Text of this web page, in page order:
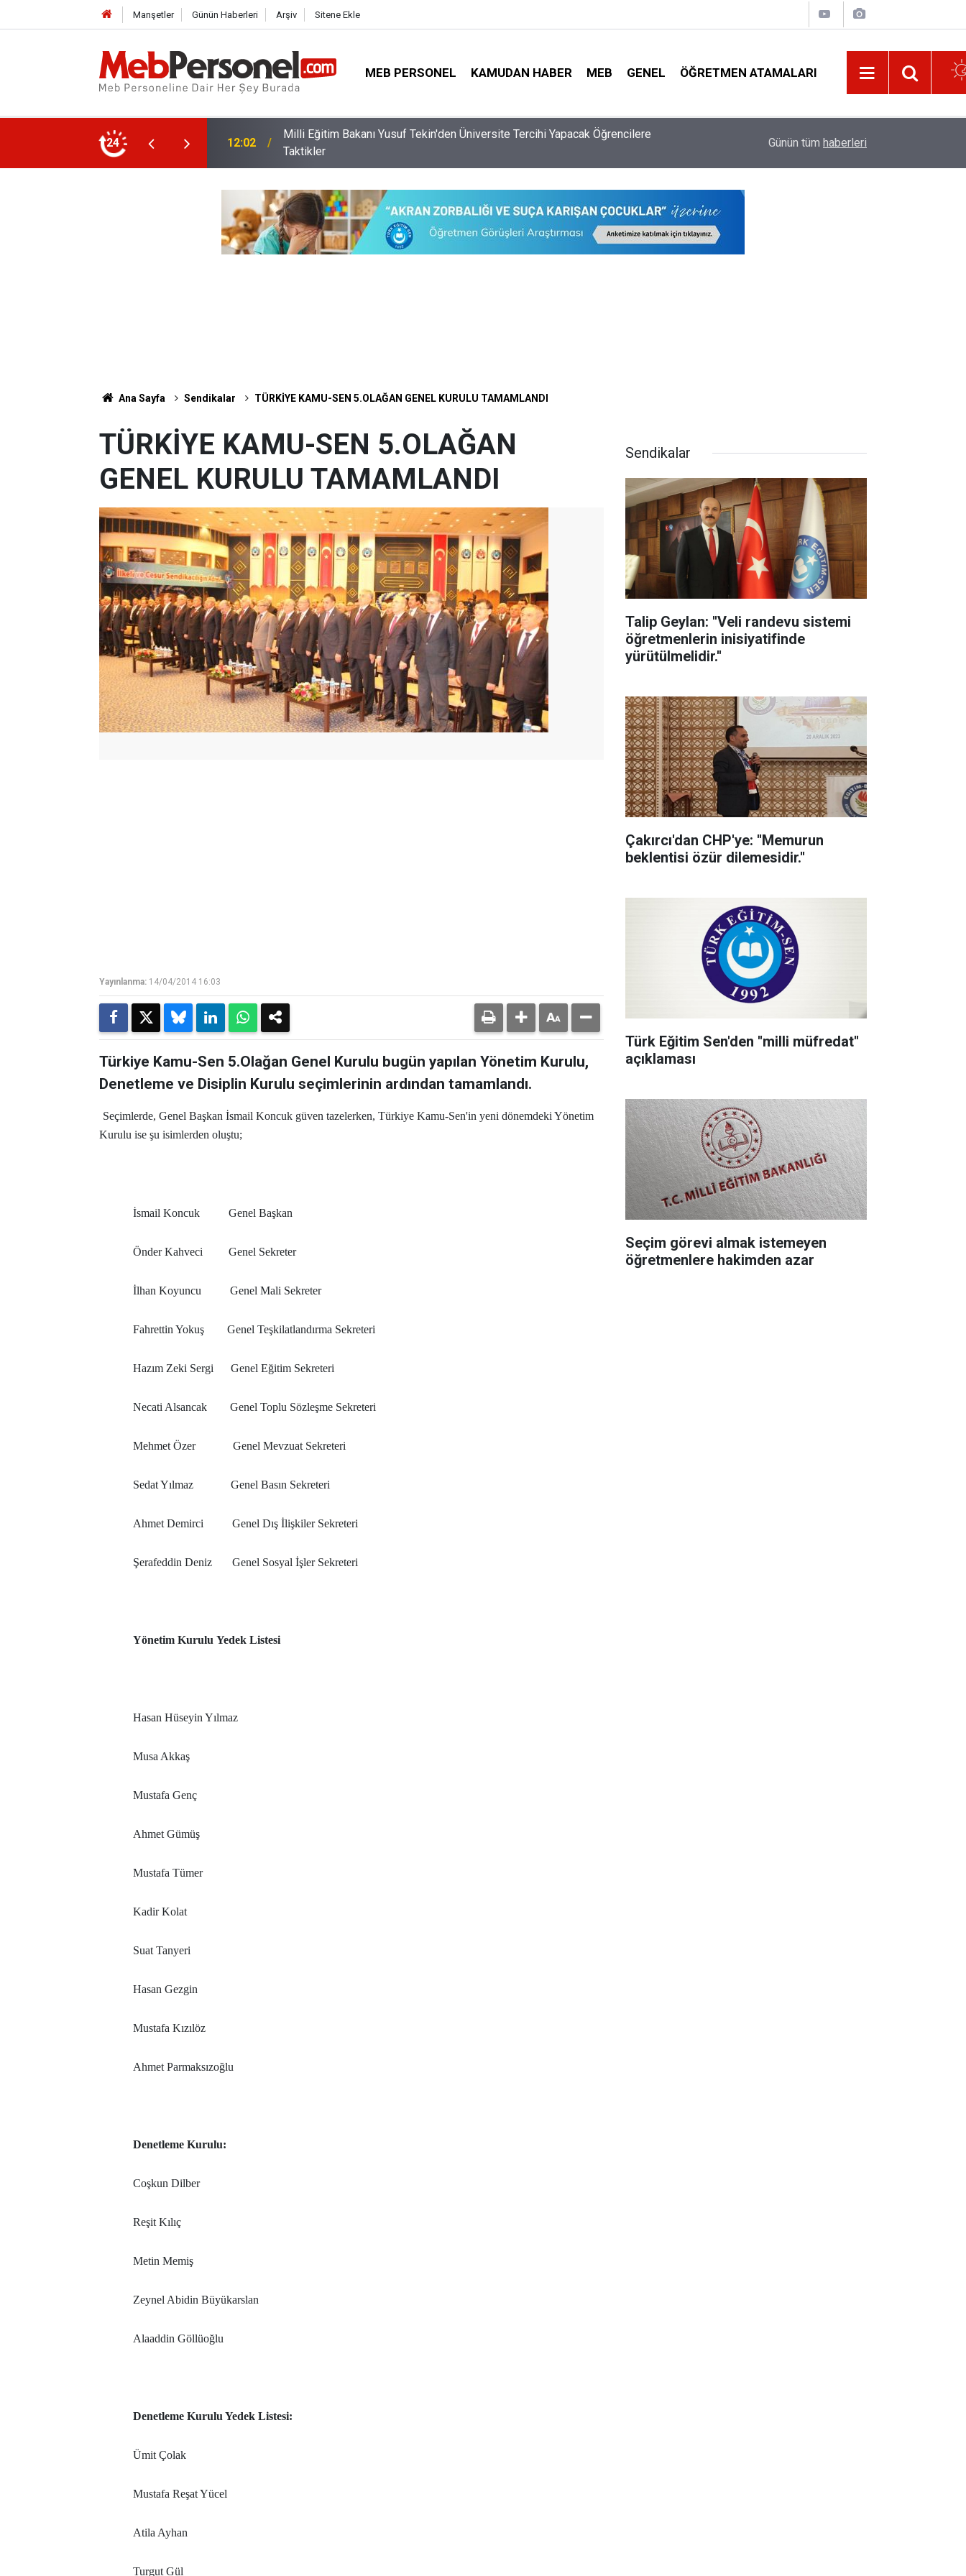
Manşetler Günün Haberleri Arşiv Sitene Ekle
MEB PERSONEL KAMUDAN HABER MEB GENEL ÖĞRETMEN ATAMALARI
24
Üniversite Tercihi Yapacak Öğrencilere
11:32 İl Dışı Özür Grubu Tercihlerinin Onayı İçin Öğretmenlerin Bir Günü Kalıyor Öğretmenlerin Maaş Promosyonunda İhale
Günün tüm haberleri
Ana Sayfa Sendikalar TÜRKİYE KAMU-SEN 5.OLAĞAN GENEL KURULU TAMAMLANDI
TÜRKİYE KAMU-SEN 5.OLAĞAN
GENEL KURULU TAMAMLANDI
Yayınlanma: 14/04/2014 16:03
Türkiye Kamu-Sen 5.Olağan Genel Kurulu bugün yapılan Yönetim Kurulu,
Denetleme ve Disiplin Kurulu seçimlerinin ardından tamamlandı.
Seçimlerde, Genel Başkan İsmail Koncuk güven tazelerken, Türkiye Kamu-Sen'in yeni dönemdeki Yönetim
Kurulu ise şu isimlerden oluştu;
İsmail Koncuk Genel Başkan
Önder Kahveci Genel Sekreter
İlhan Koyuncu Genel Mali Sekreter
Fahrettin Yokuş Genel Teşkilatlandırma Sekreteri
Hazım Zeki Sergi Genel Eğitim Sekreteri
Necati Alsancak Genel Toplu Sözleşme Sekreteri
Mehmet Özer Genel Mevzuat Sekreteri
Sedat Yılmaz Genel Basın Sekreteri
Ahmet Demirci Genel Dış İlişkiler Sekreteri
Şerafeddin Deniz Genel Sosyal İşler Sekreteri
Yönetim Kurulu Yedek Listesi
Hasan Hüseyin Yılmaz
Musa Akkaş
Mustafa Genç
Ahmet Gümüş
Mustafa Tümer
Kadir Kolat
Suat Tanyeri
Hasan Gezgin
Mustafa Kızılöz
Ahmet Parmaksızoğlu
Denetleme Kurulu:
Coşkun Dilber
Reşit Kılıç
Metin Memiş
Zeynel Abidin Büyükarslan
Alaaddin Göllüoğlu
Denetleme Kurulu Yedek Listesi:
Ümit Çolak
Mustafa Reşat Yücel
Atila Ayhan
Turgut Gül
Sendikalar
Talip Geylan: ''Veli randevu sistemi
öğretmenlerin inisiyatifinde
yürütülmelidir.''
Çakırcı'dan CHP'ye: ''Memurun
beklentisi özür dilemesidir.''
Türk Eğitim Sen'den ''milli müfredat''
açıklaması
Seçim görevi almak istemeyen
öğretmenlere hakimden azar